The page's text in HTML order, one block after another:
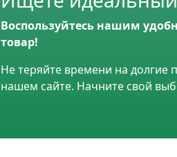
Воспользуйтесь нашим
товар!
Не теряйте времени на долгие
нашем сайте. Начните свой